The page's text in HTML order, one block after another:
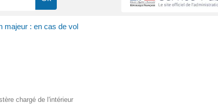
majeur : en cas de vol
chargé de l'intérieur